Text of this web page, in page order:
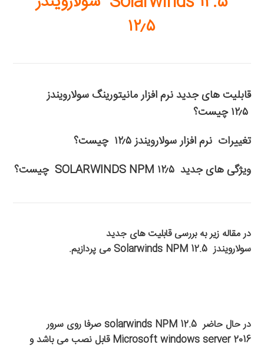
۱۲٫۵
قابلیت های جدید نرم افزار مانیتورینگ سولارویندز
۱۲٫۵ چیست؟
تغییرات نرم افزار سولارویندز ۱۲٫۵ چیست؟
ویژگی های جدید SOLARWINDS NPM ۱۲٫۵ چیست؟
در مقاله زیر به بررسی قابلیت های جدید
سولارویندزSolarwinds NPM 12.5 می پردازیم.
در حال حاضر solarwinds NPM 12.5 صرفا روی سرور
Microsoft windows server 2016 قابل نصب می باشد و